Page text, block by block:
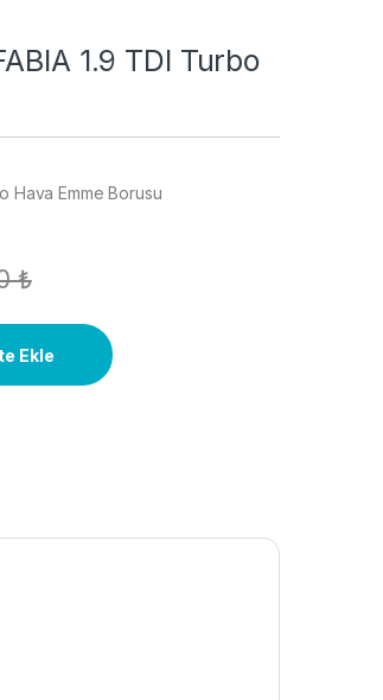
1.9 TDI Turbo
Hava Emme Borusu
₺
Hava Emme Borusu quantity
Ekle